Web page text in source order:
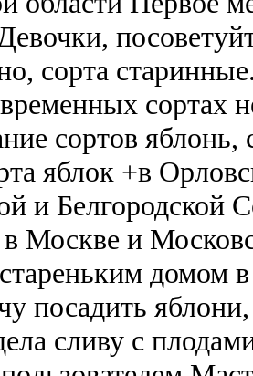
сорта
сортах
сортов яблонь,
яблок +в
и Белгородской
Москве и
домом
посадить
сливу с